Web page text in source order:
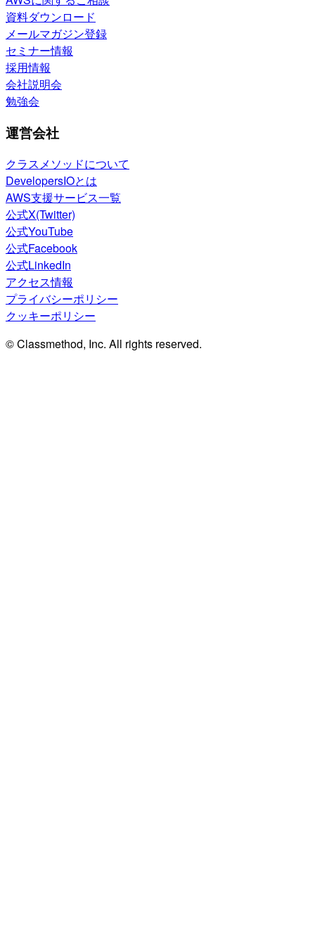
資料ダウンロード
メールマガジン登録
セミナー情報
採用情報
会社説明会
勉強会
運営会社
クラスメソッドについて
DevelopersIOとは
AWS支援サービス一覧
公式X(Twitter)
公式YouTube
公式Facebook
公式LinkedIn
アクセス情報
プライバシーポリシー
クッキーポリシー
© Classmethod, Inc. All rights reserved.